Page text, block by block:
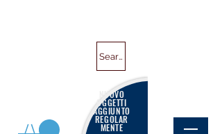
Search
NUOVO
OGGETTI
AGGIUNTO
REGOLAR
MENTE